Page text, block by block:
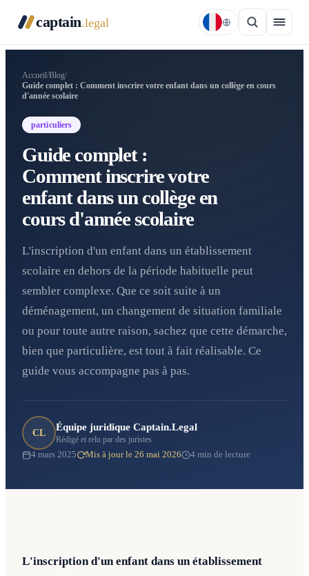
captain.legal
Accueil/Blog/
Guide complet : Comment inscrire votre enfant dans un collège en cours
d'année scolaire
particuliers
Guide complet :
Comment inscrire votre
enfant dans un collège en
cours d'année scolaire
L'inscription d'un enfant dans un établissement
scolaire en dehors de la période habituelle peut
sembler complexe. Que ce soit suite à un
déménagement, un changement de situation familiale
ou pour toute autre raison, sachez que cette démarche,
bien que particulière, est tout à fait réalisable. Ce
guide vous accompagne pas à pas.
CL
Équipe juridique Captain.Legal
Rédigé et relu par des juristes
4 mars 2025
Mis à jour le 26 mai 2026 4 min de lecture
L'inscription d'un enfant dans un établissement